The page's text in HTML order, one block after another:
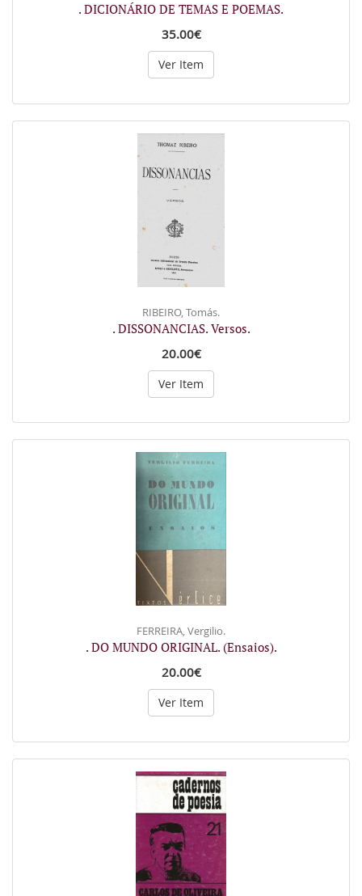
. DICIONÁRIO DE TEMAS E POEMAS.
35.00€
Ver Item
RIBEIRO, Tomás.
. DISSONANCIAS. Versos.
20.00€
Ver Item
FERREIRA, Vergilio.
. DO MUNDO ORIGINAL. (Ensaios).
20.00€
Ver Item